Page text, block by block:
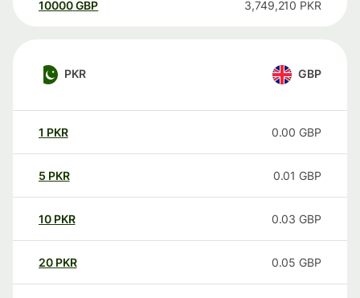
10000 GBP 3,749,210 PKR
PKR GBP
1 PKR 0.00 GBP
5 PKR 0.01 GBP
10 PKR 0.03 GBP
20 PKR 0.05 GBP